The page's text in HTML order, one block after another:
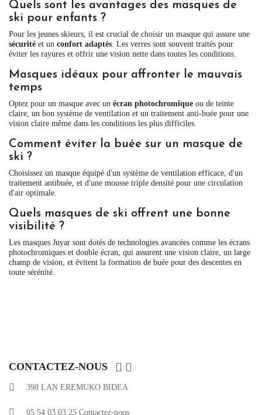
Quels sont les avantages des masques de
ski pour enfants ?
Pour les jeunes skieurs, il est crucial de choisir un masque qui assure une
sécurité et un confort adaptés. Les verres sont souvent traités pour
éviter les rayures et offrir une vision nette dans toutes les conditions.
Masques idéaux pour affronter le mauvais
temps
Optez pour un masque avec un écran photochromique ou de teinte
claire, un bon système de ventilation et un traitement anti-buée pour une
vision claire même dans les conditions les plus difficiles.
Comment éviter la buée sur un masque de
ski ?
Choisissez un masque équipé d'un système de ventilation efficace, d'un
traitement antibuée, et d'une mousse triple densité pour une circulation
d'air optimale.
Quels masques de ski offrent une bonne
visibilité ?
Les masques Juyar sont dotés de technologies avancées comme les écrans
photochromiques et double écran, qui assurent une vision claire, un large
champ de vision, et évitent la formation de buée pour des descentes en
toute sérénité.
CONTACTEZ-NOUS  
398 LAN EREMUKO BIDEA
05 54 03 03 25 Contactez-nous